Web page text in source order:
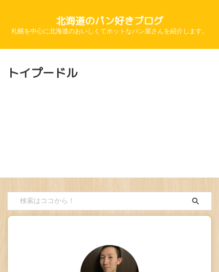
北海道のパン好きブログ
札幌を中心に北海道のおいしくてホットなパン屋さんを紹介します。
トイプードル